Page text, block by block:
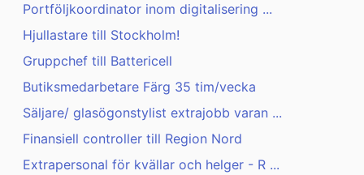
Portföljkoordinator inom digitalisering ...
Hjullastare till Stockholm!
Gruppchef till Battericell
Butiksmedarbetare Färg 35 tim/vecka
Säljare/ glasögonstylist extrajobb varan ...
Finansiell controller till Region Nord
Extrapersonal för kvällar och helger - R ...